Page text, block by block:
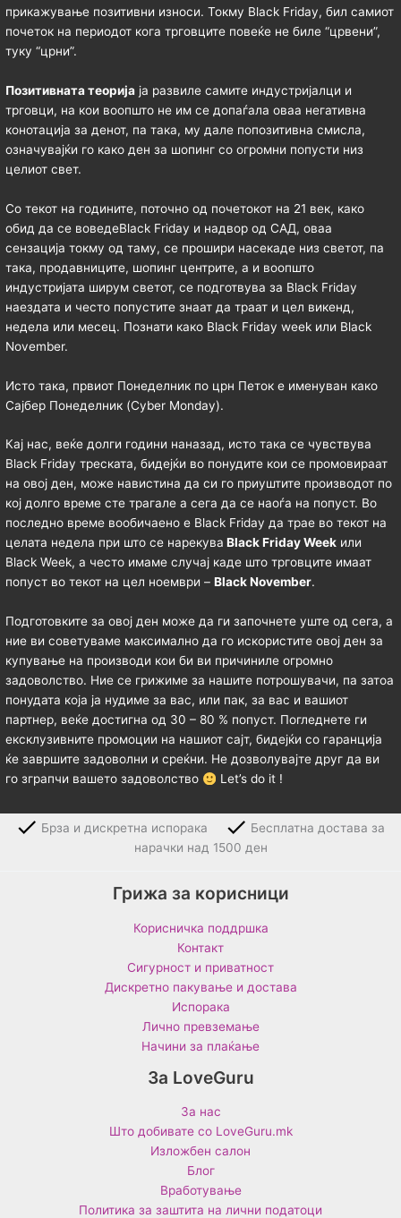
прикажување позитивни износи. Токму Black Friday, бил самиот
почеток на периодот кога трговците повеќе не биле “црвени”,
туку “црни”.
Позитивната теорија ја развиле самите индустријалци и
трговци, на кои воопшто не им се допаѓала оваа негативна
конотација за денот, па така, му дале попозитивна смисла,
означувајќи го како ден за шопинг со огромни попусти низ
целиот свет.
Со текот на годините, поточно од почетокот на 21 век, како
обид да се воведеBlack Friday и надвор од САД, оваа
сензација токму од таму, се прошири насекаде низ светот, па
така, продавниците, шопинг центрите, а и воопшто
индустријата ширум светот, се подготвува за Black Friday
наездата и често попустите знаат да траат и цел викенд,
недела или месец. Познати како Black Friday week или Black
November.
Исто така, првиот Понеделник по црн Петок е именуван како
Сајбер Понеделник (Cyber Monday).
Кај нас, веќе долги години наназад, исто така се чувствува
Black Friday треската, бидејќи во понудите кои се промовираат
на овој ден, може навистина да си го приуштите производот по
кој долго време сте трагале а сега да се наоѓа на попуст. Во
последно време вообичаено е Black Friday да трае во текот на
целата недела при што се нарекува Black Friday Week или
Black Week, а често имаме случај каде што трговците имаат
попуст во текот на цел ноември –Black November.
Подготовките за овој ден може да ги започнете уште од сега, а
ние ви советуваме максимално да го искористите овој ден за
купување на производи кои би ви причиниле огромно
задоволство. Ние се грижиме за нашите потрошувачи, па затоа
понудата која ја нудиме за вас, или пак, за вас и вашиот
партнер, веќе достигна од 30 – 80 % попуст. Погледнете ги
ексклузивните промоции на нашиот сајт, бидејќи со гаранција
ќе завршите задоволни и среќни. Не дозволувајте друг да ви
го зграпчи вашето задоволство
Let’s do it !
Брза и дискретна испорака
Бесплатна достава за
нарачки над 1500 ден
Грижа за корисници
Корисничка поддршка
Контакт
Сигурност и приватност
Дискретно пакување и достава
Испорака
Лично превземање
Начини за плаќање
За LoveGuru
За нас
Што добивате со LoveGuru.mk
Изложбен салон
Блог
Вработување
Политика за заштита на лични податоци